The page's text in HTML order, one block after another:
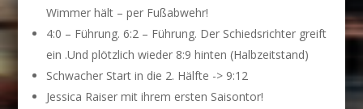
Wimmer hält – per Fußabwehr!
4:0 – Führung. 6:2 – Führung. Der Schiedsrichter greift
ein .Und plötzlich wieder 8:9 hinten (Halbzeitstand)
Schwacher Start in die 2. Hälfte -> 9:12
Jessica Raiser mit ihrem ersten Saisontor!